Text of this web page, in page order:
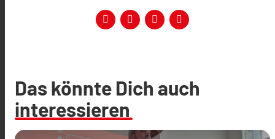
Das könnte Dich auch
interessieren